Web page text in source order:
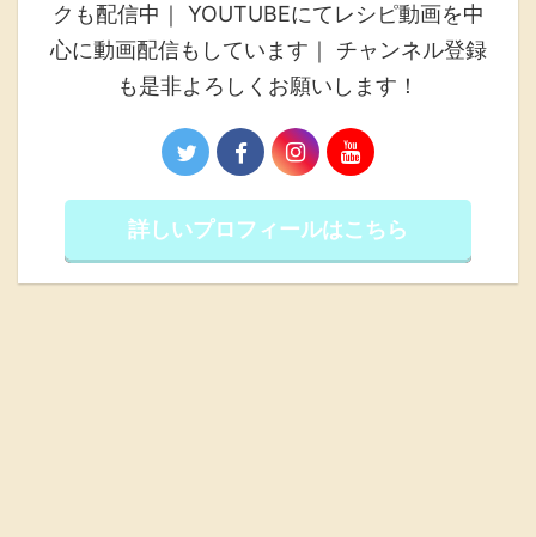
クも配信中｜ YOUTUBEにてレシピ動画を中
心に動画配信もしています｜ チャンネル登録
も是非よろしくお願いします！
詳しいプロフィールはこちら